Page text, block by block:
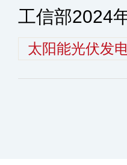
工信部2024
条件主要内容
太阳能光伏发